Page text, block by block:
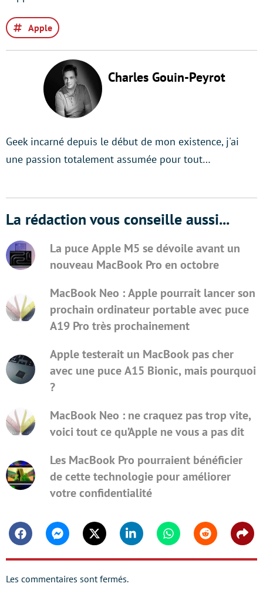
Apple
Charles Gouin-Peyrot
Geek incarné depuis le début de mon existence, j'ai
une passion totalement assumée pour tout…
La rédaction vous conseille aussi...
La puce Apple M5 se dévoile avant un
nouveau MacBook Pro en octobre
MacBook Neo : Apple pourrait lancer son
prochain ordinateur portable avec puce
A19 Pro très prochainement
Apple testerait un MacBook pas cher
avec une puce A15 Bionic, mais pourquoi
?
MacBook Neo : ne craquez pas trop vite,
voici tout ce qu’Apple ne vous a pas dit
Les MacBook Pro pourraient bénéficier
de cette technologie pour améliorer
votre confidentialité
FacebookMessengerTwitter Linkedin WhatsappReddit
Les commentaires sont fermés.